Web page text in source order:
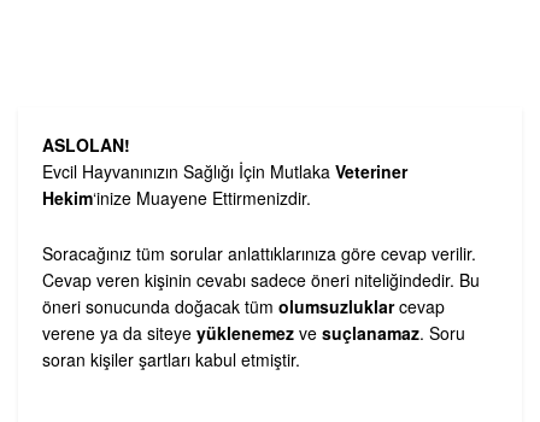
ASLOLAN!
Evcil Hayvanınızın Sağlığı İçin Mutlaka Veteriner
Hekim‘inize Muayene Ettirmenizdir.
Soracağınız tüm sorular anlattıklarınıza göre cevap verilir.
Cevap veren kişinin cevabı sadece öneri niteliğindedir. Bu
öneri sonucunda doğacak tüm olumsuzluklarcevap
verene ya da siteye yüklenemez ve suçlanamaz. Soru
soran kişiler şartları kabul etmiştir.